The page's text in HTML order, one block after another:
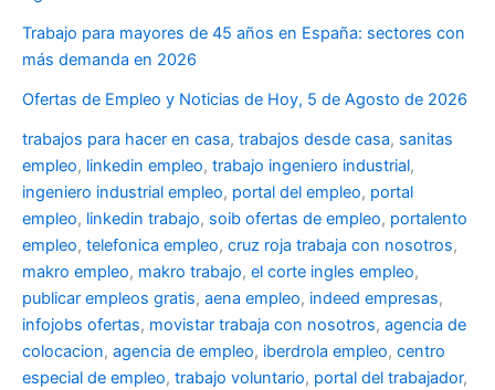
Trabajo para mayores de 45 años en España: sectores con
más demanda en 2026
Ofertas de Empleo y Noticias de Hoy, 5 de Agosto de 2026
trabajos para hacer en casa, trabajos desde casa, sanitas
empleo, linkedin empleo, trabajo ingeniero industrial,
ingeniero industrial empleo, portal del empleo, portal
empleo, linkedin trabajo, soib ofertas de empleo, portalento
empleo, telefonica empleo, cruz roja trabaja con nosotros,
makro empleo, makro trabajo, el corte ingles empleo,
publicar empleos gratis, aena empleo, indeed empresas,
infojobs ofertas, movistar trabaja con nosotros, agencia de
colocacion, agencia de empleo, iberdrola empleo, centro
especial de empleo, trabajo voluntario, portal del trabajador,